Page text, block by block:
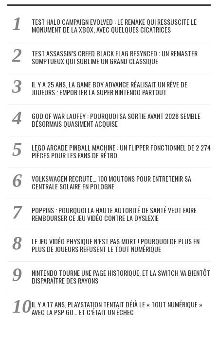
TEST HALO CAMPAIGN EVOLVED : LE REMAKE QUI RESSUSCITE LE
MONUMENT DE LA XBOX, AVEC QUELQUES CICATRICES
TEST ASSASSIN’S CREED BLACK FLAG RESYNCED : UN REMASTER
SOMPTUEUX QUI SUBLIME UN GRAND CLASSIQUE
IL Y A 25 ANS, LA GAME BOY ADVANCE RÉALISAIT UN RÊVE DE
JOUEURS : EMPORTER LA SUPER NINTENDO PARTOUT
GOD OF WAR LAUFEY : POURQUOI SA SORTIE AVANT 2028 SEMBLE
DÉSORMAIS QUASIMENT ACQUISE
LEGO ARCADE PINBALL MACHINE : UN FLIPPER FONCTIONNEL DE 2 274
PIÈCES POUR LES FANS DE RÉTRO
VOLKSWAGEN RECRUTE… 100 MOUTONS POUR ENTRETENIR SA
CENTRALE SOLAIRE EN POLOGNE
POPPINS : POURQUOI LA HAUTE AUTORITÉ DE SANTÉ VEUT FAIRE
REMBOURSER CE JEU VIDÉO CONTRE LA DYSLEXIE
LE JEU VIDÉO PHYSIQUE N’EST PAS MORT ! POURQUOI DE PLUS EN
PLUS DE JOUEURS REFUSENT LE TOUT NUMÉRIQUE
NINTENDO TOURNE UNE PAGE HISTORIQUE, ET LA SWITCH VA BIENTÔT
DISPARAÎTRE DES RAYONS
IL Y A 17 ANS, PLAYSTATION TENTAIT DÉJÀ LE « TOUT NUMÉRIQUE »
AVEC LA PSP GO… ET C’ÉTAIT UN ÉCHEC